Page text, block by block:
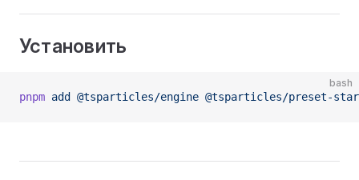
Установить
bash
pnpm add @tsparticles/engine @tsparticles/preset-